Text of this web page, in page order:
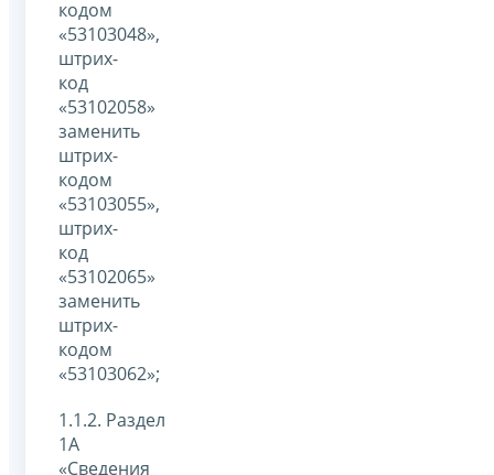
кодом
«53103048»,
штрих-
код
«53102058»
заменить
штрих-
кодом
«53103055»,
штрих-
код
«53102065»
заменить
штрих-
кодом
«53103062»;
1.1.2. Раздел
1А
«Сведения